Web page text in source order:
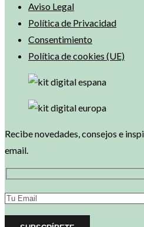
Aviso Legal
Política de Privacidad
Consentimiento
Política de cookies (UE)
Recibe novedades, consejos e
email.